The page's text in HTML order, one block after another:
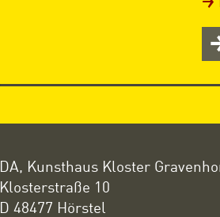
DA, Kunsthaus Kloster
Klosterstraße 10
D 48477 Hörstel